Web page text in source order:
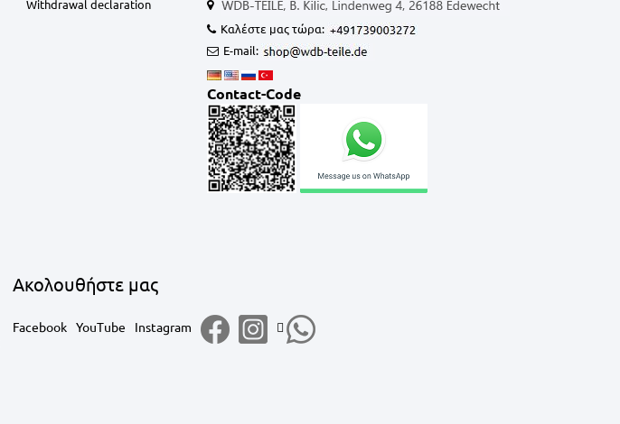
Withdrawal declaration
Καλέστε μας τώρα:
E-mail:
Contact-Code
Aκολουθήστε μας
Facebook YouTube Instagram